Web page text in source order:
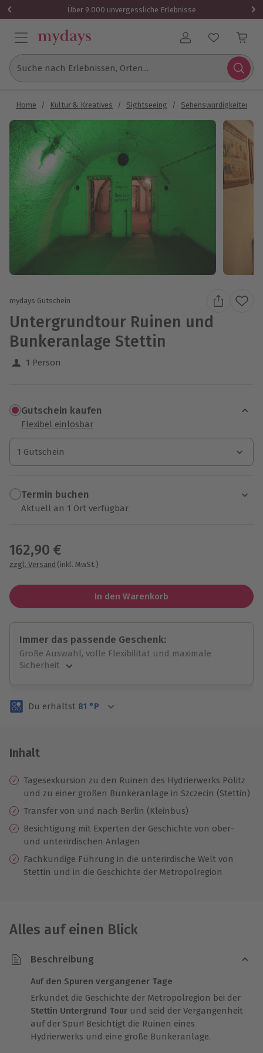
Über 9.000 unvergessliche Erlebnisse
Benutzerkonto
Suche nach Erlebnissen, Orten...
Home / Kultur & Kreatives / Sightseeing / Sehenswürdigkeiten
mydays Gutschein
Untergrundtour Ruinen und
Bunkeranlage Stettin
1 Person
Gutschein kaufen
Flexibel einlösbar
1 Gutschein
1 Gutschein
1 Gutschein
Termin buchen
Aktuell an 1 Ort verfügbar
162,90 €
zzgl. Versand (inkl. MwSt.)
In den Warenkorb
Immer das passende Geschenk:
Große Auswahl, volle Flexibilität und maximale
Sicherheit
Volle Flexibilität
3 Jahre gültig & verlängerbar.
Du erhältst 81 °P
Inhalt
Tagesexkursion zu den Ruinen des Hydrierwerks Pölitz
und zu einer großen Bunkeranlage in Szczecin (Stettin)
Transfer von und nach Berlin (Kleinbus)
Besichtigung mit Experten der Geschichte von ober-
und unterirdischen Anlagen
Fachkundige Führung in die unterirdische Welt von
Stettin und in die Geschichte der Metropolregion
Alles auf einen Blick
Beschreibung
Auf den Spuren vergangener Tage
Erkundet die Geschichte der Metropolregion bei der
Stettin Untergrund Tour und seid der Vergangenheit
auf der Spur! Besichtigt die Ruinen eines
Hydrierwerks und eine große Bunkeranlage.